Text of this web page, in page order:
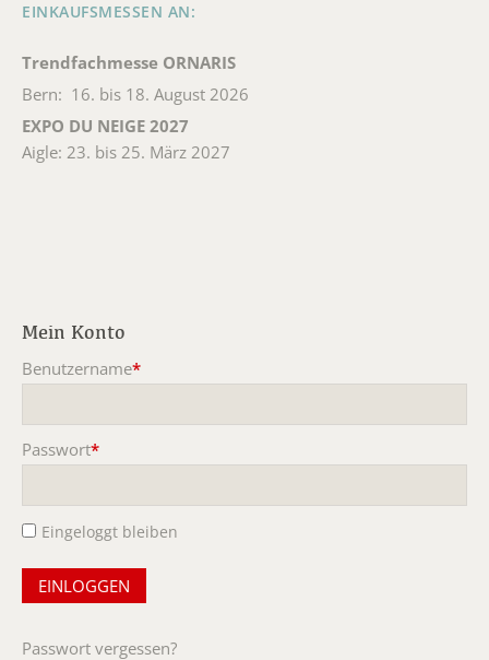
EINKAUFSMESSEN AN:
Trendfachmesse ORNARIS
Bern: 16. bis 18. August 2026
EXPO DU NEIGE 2027
Aigle: 23. bis 25. März 2027
Mein Konto
Benutzername*
Passwort*
Eingeloggt bleiben
Passwort vergessen?